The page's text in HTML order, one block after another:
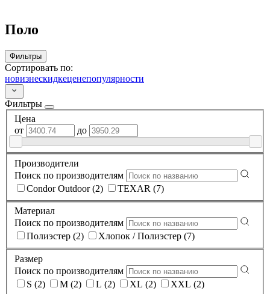
Поло
Фильтры
Сортировать по:
новизнескидкеценепопулярности
Фильтры
Цена
от
до
Производители
Поиск по производителям
Condor Outdoor (2)
TEXAR (7)
Материал
Поиск по производителям
Полиэстер (2)
Хлопок / Полиэстер (7)
Размер
Поиск по производителям
S (2)
M (2) L (2) XL (2) XXL (2)